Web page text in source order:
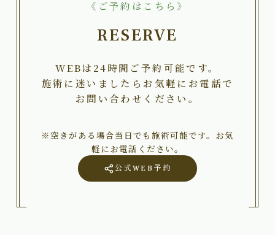
《ご予約はこちら》
RESERVE
WEBは24時間ご予約可能です。
施術に迷いましたらお気軽にお電話で
お問い合わせください。
※空きがある場合当日でも施術可能です。お気
軽にお電話ください。
公式WEB予約